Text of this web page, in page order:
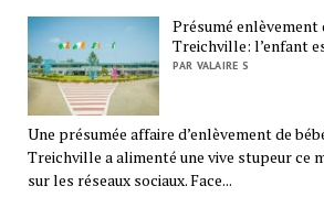
Présumé enlèvement
Treichville: l’enfant
PAR VALAIRE S
Une présumée affaire d’enlèvement de
Treichville a alimenté une vive stupeur ce
sur les réseaux sociaux. Face...